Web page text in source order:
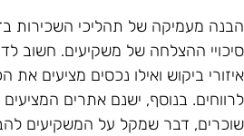
מעמיקה של תהליכי השכירות
ההצלחה של משקיעים. חשוב
ביקוש ואילו נכסים מציעים את
בנוסף, ישנם אתרים המציעים
דבר שמקל על המשקיעים